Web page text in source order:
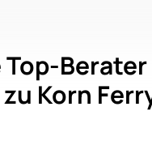
Berater
Korn